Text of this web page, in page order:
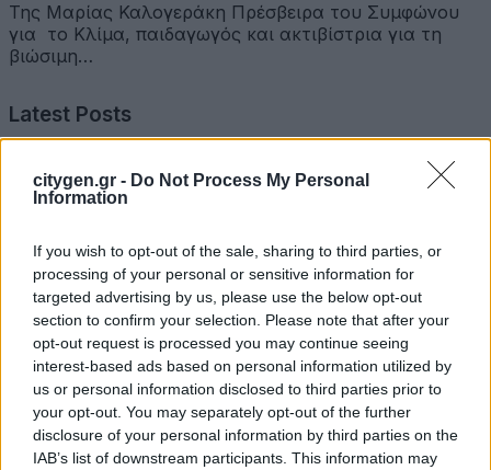
citygen.gr - Do Not Process My Personal
Information
If you wish to opt-out of the sale, sharing to third parties, or
processing of your personal or sensitive information for
targeted advertising by us, please use the below opt-out
section to confirm your selection. Please note that after your
opt-out request is processed you may continue seeing
interest-based ads based on personal information utilized by
us or personal information disclosed to third parties prior to
your opt-out. You may separately opt-out of the further
disclosure of your personal information by third parties on the
IAB’s list of downstream participants. This information may
Της Μαρίας Καλογεράκη Πρέσβειρα του Συμφώνου
για το Κλίμα, παιδαγωγός και ακτιβίστρια για τη
βιώσιμη…
Latest Posts
Επιμελητήριο Αχαΐας: Πρόταση για τη δημιουργία
Δικτύου Γαλάζιας Οικονομίας Δυτικής Ελλάδας
Συντονισμένες δράσεις, κοινός στόχος: Ασφαλέστερες
μετακινήσεις για όλους
30 Ιουλίου 2026
ENDLESS EC: Δυναμική Ανάπτυξη με επίκεντρο τη
Βιωσιμότητα
30 Ιουλίου 2026